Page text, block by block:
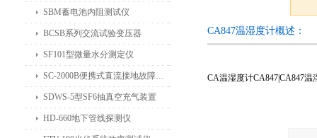
CA847温湿度计概述：
CA温湿度计CA847|CA847温
SBM蓄电池内阻测试仪
BCSB系列交流试验变压器
SF101型微量水分测定仪
SC-2000B便携式直流接地故障检测仪
SDWS-5型SF6抽真空充气装置
HD-660地下管线探测仪